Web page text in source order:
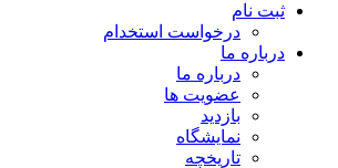
ثبت نام
درخواست استخدام
درباره ما
درباره ما
عضویت ها
بازدید
نمایشگاه
تاريخچه